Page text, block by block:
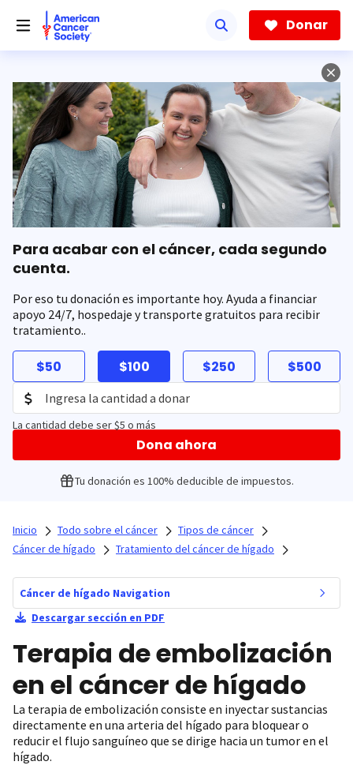
hacia
contenido
Donar
Para acabar con el cáncer, cada segundo
cuenta.
Por eso tu donación es importante hoy. Ayuda a financiar
apoyo 24/7, hospedaje y transporte gratuitos para recibir
tratamiento..
$50 $100 $250 $500
La cantidad debe ser $5 o más
Dona ahora
Tu donación es 100% deducible de impuestos.
Inicio Todo sobre el cáncer
Tipos de cáncer
Cáncer de hígado
Tratamiento del cáncer de hígado
Cáncer de hígado Navigation
Descargar sección en PDF
Terapia de embolización
en el cáncer de hígado
La terapia de embolización consiste en inyectar sustancias
directamente en una arteria del hígado para bloquear o
reducir el flujo sanguíneo que se dirige hacia un tumor en el
hígado.